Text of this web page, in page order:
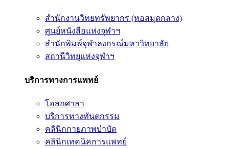
สำนักงานวิทยทรัพยากร (หอสมุดกลาง)
ศูนย์หนังสือแห่งจุฬาฯ
สำนักพิมพ์จุฬาลงกรณ์มหาวิทยาลัย
สถานีวิทยุแห่งจุฬาฯ
บริการทางการแพทย์
โอสถศาลา
บริการทางทันตกรรม
คลินิกกายภาพบำบัด
คลินิกเทคนิคการแพทย์